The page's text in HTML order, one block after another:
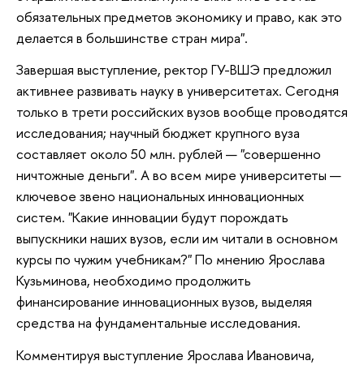
обязательных предметов экономику и право, как это
делается в большинстве стран мира".
Завершая выступление, ректор ГУ-ВШЭ предложил
активнее развивать науку в университетах. Сегодня
только в трети российских вузов вообще проводятся
исследования; научный бюджет крупного вуза
составляет около 50 млн. рублей — "совершенно
ничтожные деньги". А во всем мире университеты —
ключевое звено национальных инновационных
систем. "Какие инновации будут порождать
выпускники наших вузов, если им читали в основном
курсы по чужим учебникам?" По мнению Ярослава
Кузьминова, необходимо продолжить
финансирование инновационных вузов, выделяя
средства на фундаментальные исследования.
Комментируя выступление Ярослава Ивановича,